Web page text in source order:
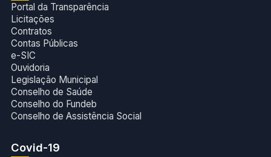
Portal da Transparência
Licitações
Contratos
Contas Públicas
e-SIC
Ouvidoria
Legislação Municipal
Conselho de Saúde
Conselho do Fundeb
Conselho de Assistência Social
Covid-19